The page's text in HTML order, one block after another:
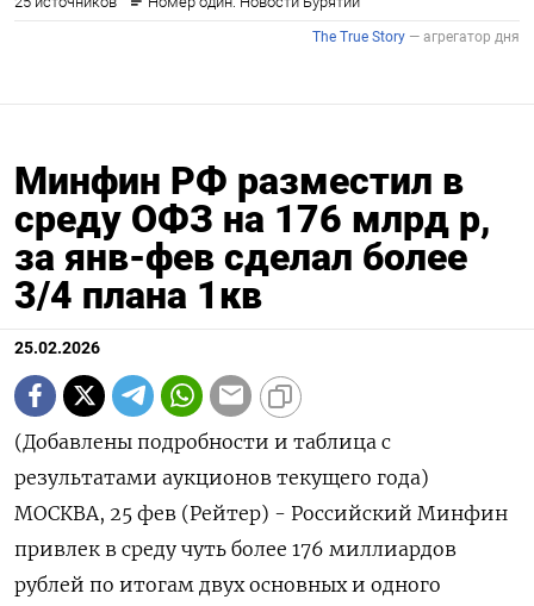
Минфин РФ разместил в
среду ОФЗ на 176 млрд р,
за янв-фев сделал более
3/4 плана 1кв
25.02.2026
(Добавлены подробности и таблица с
результатами аукционов текущего года)
МОСКВА, 25 фев (Рейтер) - Российский Минфин
привлек в среду чуть более 176 миллиардов
рублей по итогам двух основных и одного